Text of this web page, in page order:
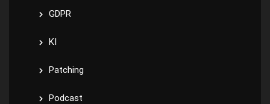
GDPR
KI
Patching
Podcast